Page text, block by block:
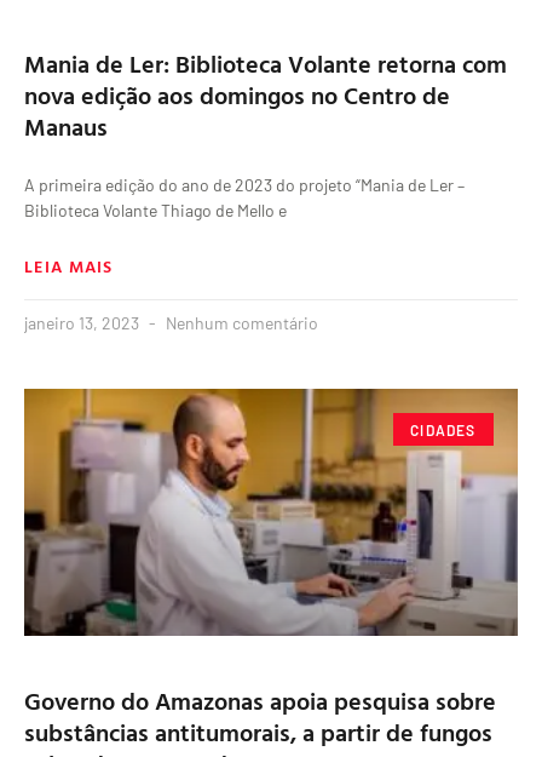
Mania de Ler: Biblioteca Volante retorna com
nova edição aos domingos no Centro de
Manaus
A primeira edição do ano de 2023 do projeto “Mania de Ler –
Biblioteca Volante Thiago de Mello e
LEIA MAIS
janeiro 13, 2023 Nenhum comentário
CIDADES
Governo do Amazonas apoia pesquisa sobre
substâncias antitumorais, a partir de fungos